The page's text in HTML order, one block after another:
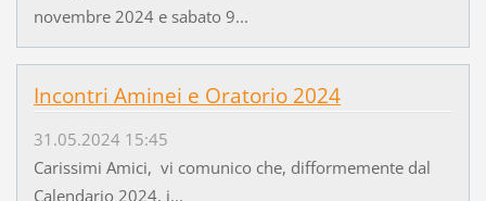
novembre 2024 e sabato 9...
Incontri Aminei e Oratorio 2024
31.05.2024 15:45
Carissimi Amici, vi comunico che, difformemente dal
Calendario 2024, i...